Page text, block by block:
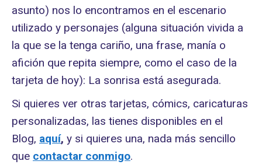
asunto) nos lo encontramos en el escenario
utilizado y personajes (alguna situación vivida a
la que se la tenga cariño, una frase, manía o
afición que repita siempre, como el caso de la
tarjeta de hoy): La sonrisa está asegurada.
Si quieres ver otras tarjetas, cómics, caricaturas
personalizadas, las tienes disponibles en el
Blog, aquí, y si quieres una, nada más sencillo
que contactar conmigo.